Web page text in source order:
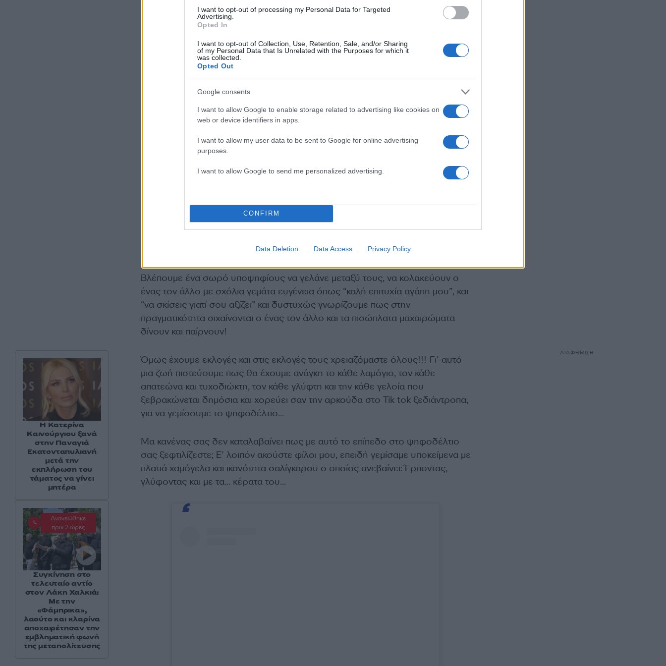
I want to opt-out of processing my Personal Data for Targeted
Advertising.
Opted In
I want to opt-out of Collection, Use, Retention, Sale, and/or Sharing
of my Personal Data that Is Unrelated with the Purposes for which it
was collected.
Opted Out
Google consents
I want to allow Google to enable storage related to advertising like cookies on
web or device identifiers in apps.
I want to allow my user data to be sent to Google for online advertising
purposes.
I want to allow Google to send me personalized advertising.
CONFIRM
Data Deletion Data Access Privacy Policy
Βλέπουμε ένα σωρό υποψηφίους να γελάνε μεταξύ τους, να κολακεύουν ο
ένας τον άλλο με σχόλια γεμάτα ευγένεια όπως “καλή επιτυχία αγάπη μου”, και
“να σκίσεις γιατί σου αξίζει” και δυστυχώς γνωρίζουμε πως στην
πραγματικότητα σιχαίνονται ο ένας τον άλλο και τα πισώπλατα μαχαιρώματα
δίνουν και παίρνουν!
Όμως έχουμε εκλογές και στις εκλογές τους χρειαζόμαστε όλους!!! Γι’ αυτό
μια ζωή πιστεύουμε πως θα έχουμε ανάγκη το κάθε λαμόγιο, τον κάθε
απατεώνα και τυχοδιώκτη, τον κάθε γλύφτη και την κάθε γελοία που
ξεβρακώνεται δημόσια και χορεύει σαν την αρκούδα στο Tik tok ξεδιάντροπα,
για να γεμίσουμε το ψηφοδέλτιο…
Μα κανένας σας δεν καταλαβαίνει πως με αυτό το επίπεδο στο ψηφοδέλτιο
σας ξεφτιλίζεστε; Ε’ λοιπόν ακούστε φίλοι μου, επειδή γεμίσαμε υποκείμενα με
πλατιά χαμόγελα και ικανότητα σαλίγκαρου ο οποίος ανεβαίνει: Έρποντας,
γλύφοντας και με τα… κέρατα του…
Η Κατερίνα
Καινούργιου ξανά
στην Παναγιά
Εκατονταπυλιανή
μετά την
εκπλήρωση του
τάματος να γίνει
μητέρα
Ανανεώθηκε
πριν 2 ώρες
Συγκίνηση στο
τελευταίο αντίο
στον Λάκη Χαλκιά:
Με την
«Φάμπρικα»,
λαούτο και κλαρίνα
αποχαιρέτησαν την
εμβληματική φωνή
της μεταπολίτευσης
ΔΙΑΦΗΜΙΣΗ